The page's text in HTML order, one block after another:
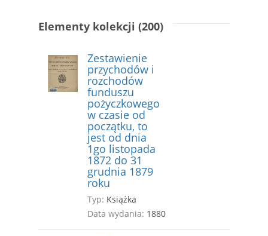
Elementy kolekcji (200)
Zestawienie
przychodów i
rozchodów
funduszu
pożyczkowego
w czasie od
początku, to
jest od dnia
1go listopada
1872 do 31
grudnia 1879
roku
Typ: Książka
Data wydania: 1880